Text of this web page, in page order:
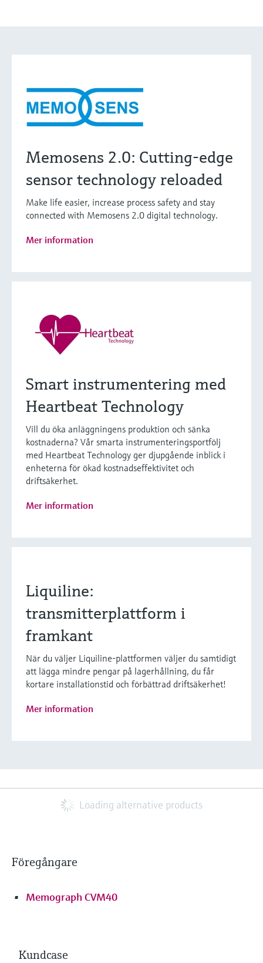
Memosens 2.0: Cutting-edge
sensor technology reloaded
Make life easier, increase process safety and stay
connected with Memosens 2.0 digital technology.
Mer information
Smart instrumentering med
Heartbeat Technology
Vill du öka anläggningens produktion och sänka
kostnaderna? Vår smarta instrumenteringsportfölj
med Heartbeat Technology ger djupgående inblick i
enheterna för ökad kostnadseffektivitet och
driftsäkerhet.
Mer information
Liquiline:
transmitterplattform i
framkant
När du väljer Liquiline-plattformen väljer du samtidigt
att lägga mindre pengar på lagerhållning, du får
kortare installationstid och förbättrad driftsäkerhet!
Mer information
Loading alternative products
Föregångare
Memograph CVM40
Kundcase